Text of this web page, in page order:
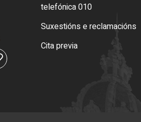
telefónica 010
Suxestións e reclamacións
Cita previa